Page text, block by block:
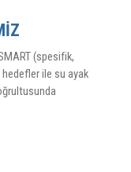
(spesifik,
hedefler ile su ayak